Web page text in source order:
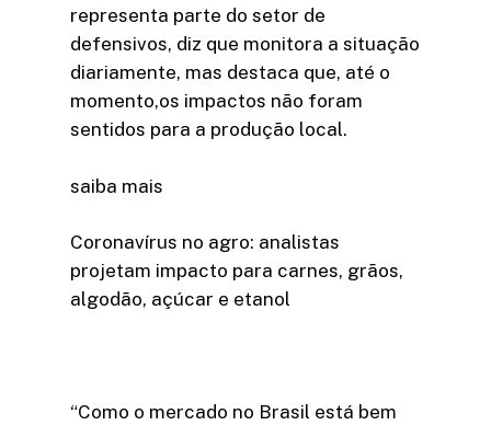
representa parte do setor de
defensivos, diz que monitora a situação
diariamente, mas destaca que, até o
momento,os impactos não foram
sentidos para a produção local.
saiba mais
Coronavírus no agro: analistas
projetam impacto para carnes, grãos,
algodão, açúcar e etanol
“Como o mercado no Brasil está bem